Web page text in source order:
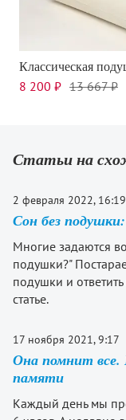
Классическая
8 200 ₽ 13 667 ₽
Статьи на
2 февраля 2022, 16:19
Сон без
Многие задаются
подушки?"
подушки и
статье.
17 ноября 2021, 9:17
Она помнит
памяти
Каждый день мы